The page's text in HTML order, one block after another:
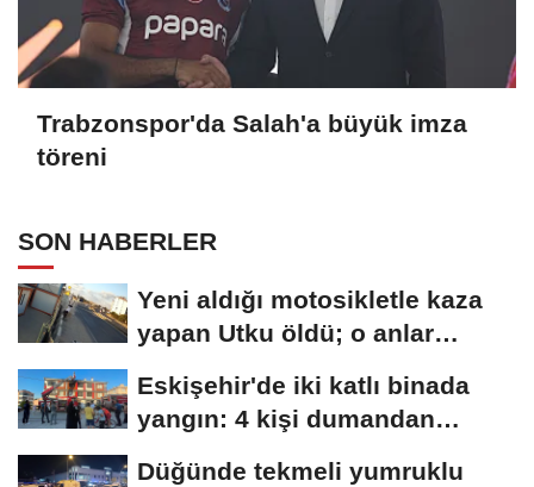
Trabzonspor'da Salah'a büyük imza
töreni
SON HABERLER
Yeni aldığı motosikletle kaza
yapan Utku öldü; o anlar
Eskişehir'de iki katlı binada
yangın: 4 kişi dumandan
Düğünde tekmeli yumruklu